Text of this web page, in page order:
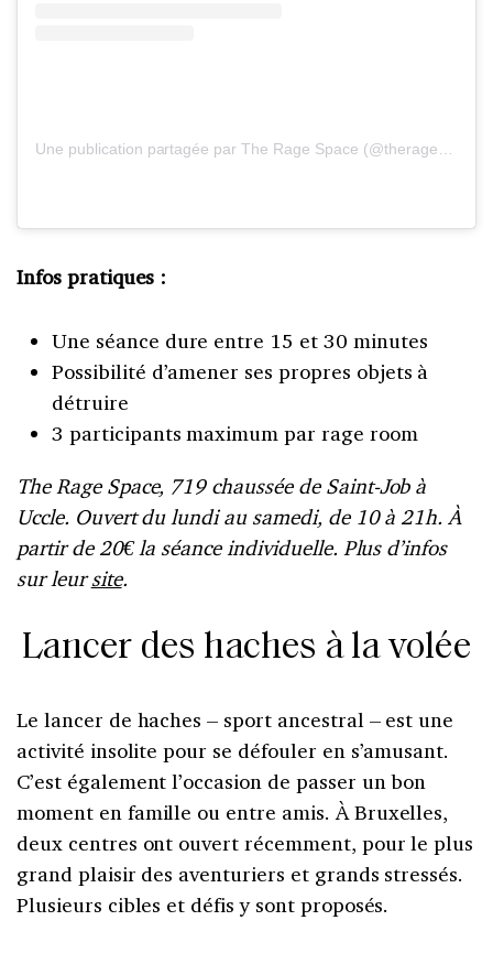
Une publication partagée par The Rage Space (@theragespace)
Infos pratiques :
Une séance dure entre 15 et 30 minutes
Possibilité d’amener ses propres objets à
détruire
3 participants maximum par rage room
The Rage Space, 719 chaussée de Saint-Job à
Uccle. Ouvert du lundi au samedi, de 10 à 21h. À
partir de 20€ la séance individuelle. Plus d’infos
sur leursite.
Lancer des haches à la volée
Le lancer de haches – sport ancestral – est une
activité insolite pour se défouler en s’amusant.
C’est également l’occasion de passer un bon
moment en famille ou entre amis. À Bruxelles,
deux centres ont ouvert récemment, pour le plus
grand plaisir des aventuriers et grands stressés.
Plusieurs cibles et défis y sont proposés.